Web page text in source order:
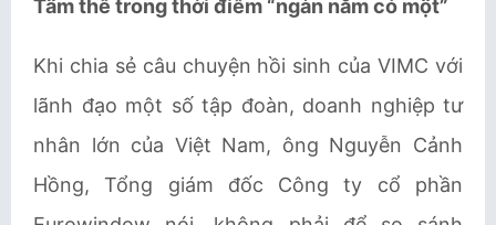
Tâm thế trong thời điểm “ngàn năm có một”
Khi chia sẻ câu chuyện hồi sinh của VIMC với
lãnh đạo một số tập đoàn, doanh nghiệp tư
nhân lớn của Việt Nam, ông Nguyễn Cảnh
Hồng, Tổng giám đốc Công ty cổ phần